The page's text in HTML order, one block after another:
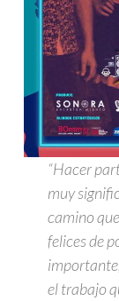
“Hacer
muy
camino
felices de
el trabajo